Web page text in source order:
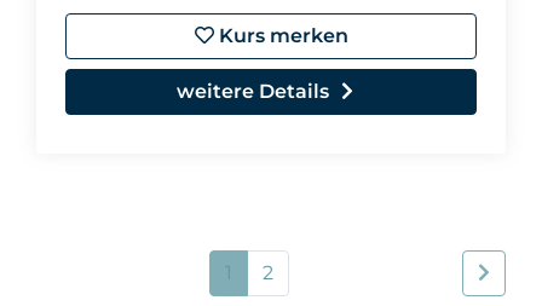
Kurs merken
weitere Details
1 2